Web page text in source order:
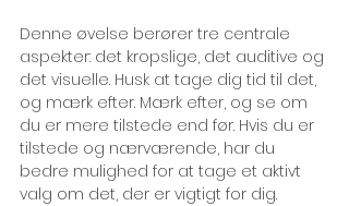
Denne øvelse berører tre centrale
aspekter: det kropslige, det auditive og
det visuelle. Husk at tage dig tid til det,
og mærk efter. Mærk efter, og se om
du er mere tilstede end før. Hvis du er
tilstede og nærværende, har du
bedre mulighed for at tage et aktivt
valg om det, der er vigtigt for dig.